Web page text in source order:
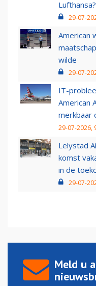
Lufthansa?
29-07-
American
wilde
29-07-
IT-
American
merkbaar
29-07-2026,
Lelystad
komst
in de
29-07-
Meld u